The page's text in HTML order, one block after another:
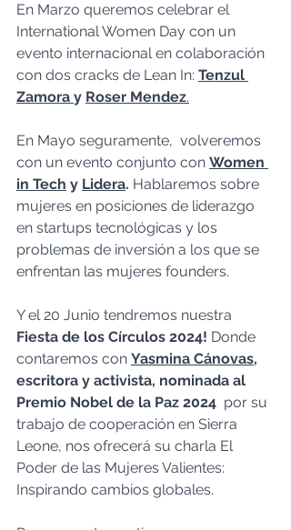
En Marzo queremos celebrar el
International Women Day con un
evento internacional en colaboración
con dos cracks de Lean In: Tenzul
Zamora y Roser Mendez.
En Mayo seguramente,  volveremos
con un evento conjunto con Women
in Tech y Lidera. Hablaremos sobre
mujeres en posiciones de liderazgo
en startups tecnológicas y los
problemas de inversión a los que se
enfrentan las mujeres founders.
Y el 20 Junio tendremos nuestra
Fiesta de los Círculos 2024! Donde
contaremos con Yasmina Cánovas,
escritora y activista, nominada al
Premio Nobel de la Paz 2024 por su
trabajo de cooperación en Sierra
Leone, nos ofrecerá su charla El
Poder de las Mujeres Valientes:
Inspirando cambios globales.